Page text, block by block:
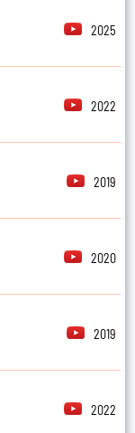
2025
2022
2019
2020
2019
2022